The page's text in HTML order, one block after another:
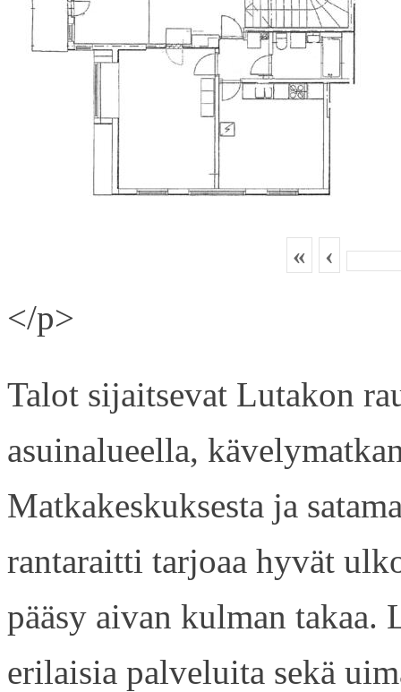
« ‹
</p>
Talot sijaitsevat Lutakon
asuinalueella,
Matkakeskuksesta ja
rantaraitti tarjoaa hyvät
pääsy aivan kulman
erilaisia palveluita sekä